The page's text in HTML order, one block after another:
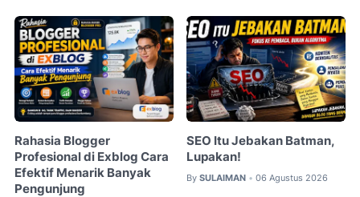
Rahasia Blogger
Profesional di Exblog Cara
Efektif Menarik Banyak
Pengunjung
SEO Itu Jebakan Batman,
Lupakan!
By SULAIMAN • 06 Agustus 2026